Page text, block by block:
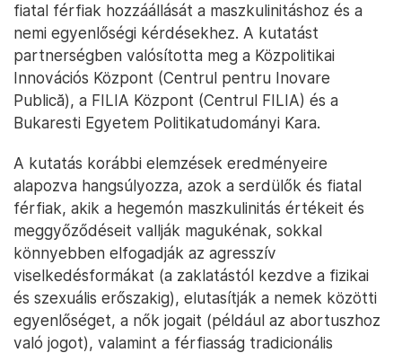
fiatal férfiak hozzáállását a maszkulinitáshoz és a
nemi egyenlőségi kérdésekhez. A kutatást
partnerségben valósította meg a Közpolitikai
Innovációs Központ (Centrul pentru Inovare
Publică), a FILIA Központ (Centrul FILIA) és a
Bukaresti Egyetem Politikatudományi Kara.
A kutatás korábbi elemzések eredményeire
alapozva hangsúlyozza, azok a serdülők és fiatal
férfiak, akik a hegemón maszkulinitás értékeit és
meggyőződéseit vallják magukénak, sokkal
könnyebben elfogadják az agresszív
viselkedésformákat (a zaklatástól kezdve a fizikai
és szexuális erőszakig), elutasítják a nemek közötti
egyenlőséget, a nők jogait (például az abortuszhoz
való jogot), valamint a férfiasság tradicionális